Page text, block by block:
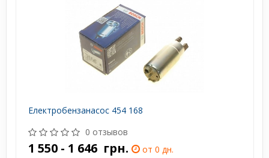
Електробензанасос 454 168
0 отзывов
1 550 - 1 646 грн.
от 0 дн.